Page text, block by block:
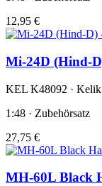
12,95 €
Mi-24D (Hind-
KEL K48092 · Kelik
1:48 · Zubehörsatz
27,75 €
MH-60L Black